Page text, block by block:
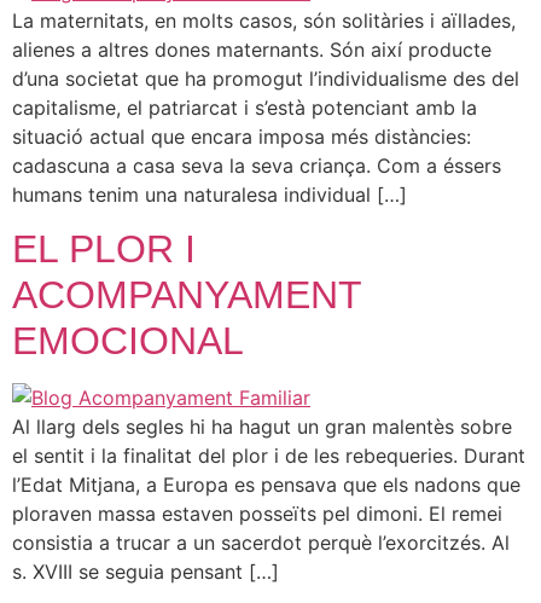
La maternitats, en molts casos, són solitàries i aïllades,
alienes a altres dones maternants. Són així producte
d’una societat que ha promogut l’individualisme des del
capitalisme, el patriarcat i s’està potenciant amb la
situació actual que encara imposa més distàncies:
cadascuna a casa seva la seva criança. Com a éssers
humans tenim una naturalesa individual […]
EL PLOR I
ACOMPANYAMENT
EMOCIONAL
Al llarg dels segles hi ha hagut un gran malentès sobre
el sentit i la finalitat del plor i de les rebequeries. Durant
l’Edat Mitjana, a Europa es pensava que els nadons que
ploraven massa estaven posseïts pel dimoni. El remei
consistia a trucar a un sacerdot perquè l’exorcitzés. Al
s. XVIII se seguia pensant […]